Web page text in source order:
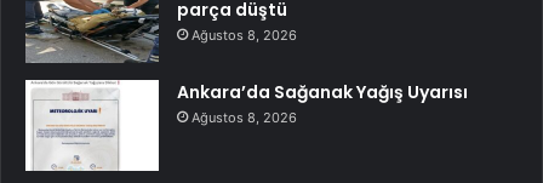
parça düştü
Ağustos 8, 2026
Ankara’da Sağanak Yağış Uyarısı
Ağustos 8, 2026